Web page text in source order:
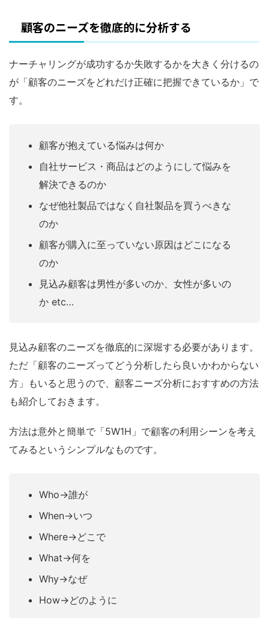
顧客のニーズを徹底的に分析する
ナーチャリングが成功するか失敗するかを大きく分けるの
が「顧客のニーズをどれだけ正確に把握できているか」で
す。
顧客が抱えている悩みは何か
自社サービス・商品はどのようにして悩みを
解決できるのか
なぜ他社製品ではなく自社製品を買うべきな
のか
顧客が購入に至っていない原因はどこになる
のか
見込み顧客は男性が多いのか、女性が多いの
か etc…
見込み顧客のニーズを徹底的に深堀する必要があります。
ただ「顧客のニーズってどう分析したら良いかわからない
方」もいると思うので、顧客ニーズ分析におすすめの方法
も紹介しておきます。
方法は意外と簡単で「5W1H」で顧客の利用シーンを考え
てみるというシンプルなものです。
Who→誰が
When→いつ
Where→どこで
What→何を
Why→なぜ
How→どのように